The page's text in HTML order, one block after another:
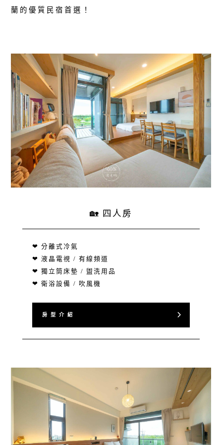
蘭的優質民宿首選！
🏡 四人房
❤ 分離式冷氣
❤ 液晶電視 / 有線頻道
❤ 獨立筒床墊 / 盥洗用品
❤ 衛浴設備 / 吹風機
房 型 介 紹